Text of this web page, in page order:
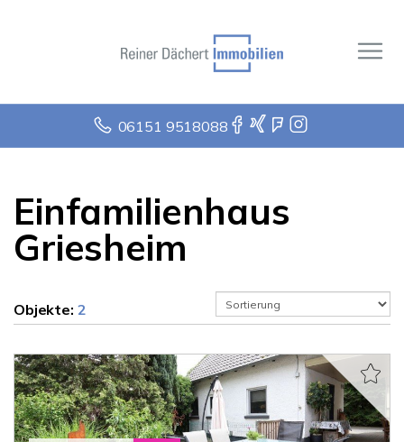
06151 9518088
Einfamilienhaus
Griesheim
Objekte: 2